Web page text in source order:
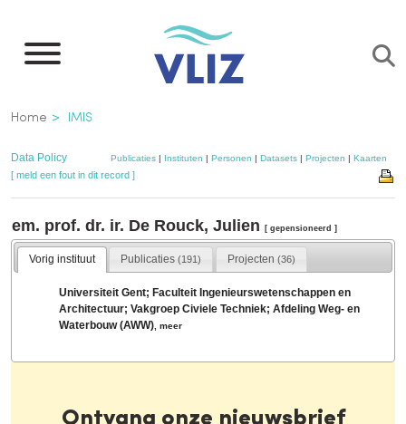
naar
inhoud
gaan
Kruimelpad
Home IMIS
Data Policy Publicaties| Instituten | Personen | Datasets| Projecten | Kaarten
[ meld een fout in dit record ]
em. prof. dr. ir. De Rouck, Julien [ gepensioneerd ]
Vorig instituut Publicaties(191) Projecten (36)
Universiteit Gent; Faculteit Ingenieurswetenschappen en
Architectuur; Vakgroep Civiele Techniek; Afdeling Weg- en
Waterbouw (AWW) ,meer
Ontvang onze nieuwsbrief